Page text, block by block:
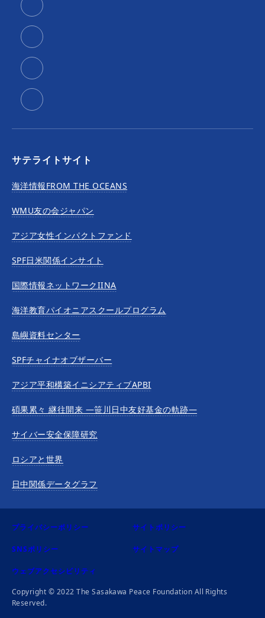
サテライトサイト
海洋情報FROM THE OCEANS
WMU友の会ジャパン
アジア女性インパクトファンド
SPF日米関係インサイト
国際情報ネットワークIINA
海洋教育パイオニアスクールプログラム
島嶼資料センター
SPFチャイナオブザーバー
アジア平和構築イニシアティブAPBI
碩果累々 継往開来 —笹川日中友好基金の軌跡—
サイバー安全保障研究
ロシアと世界
日中関係データグラフ
プライバシーポリシー サイトポリシー
SNSポリシー サイトマップ
ウェブアクセシビリティ
Copyright © 2022 The Sasakawa Peace Foundation All Rights
Reserved.